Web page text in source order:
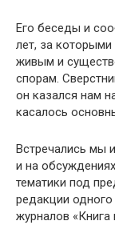
Его беседы и
лет, за которыми
живым и
спорам.
он казался нам
касалось
Встречались мы
и на
тематики под
редакции
журналов «Книга